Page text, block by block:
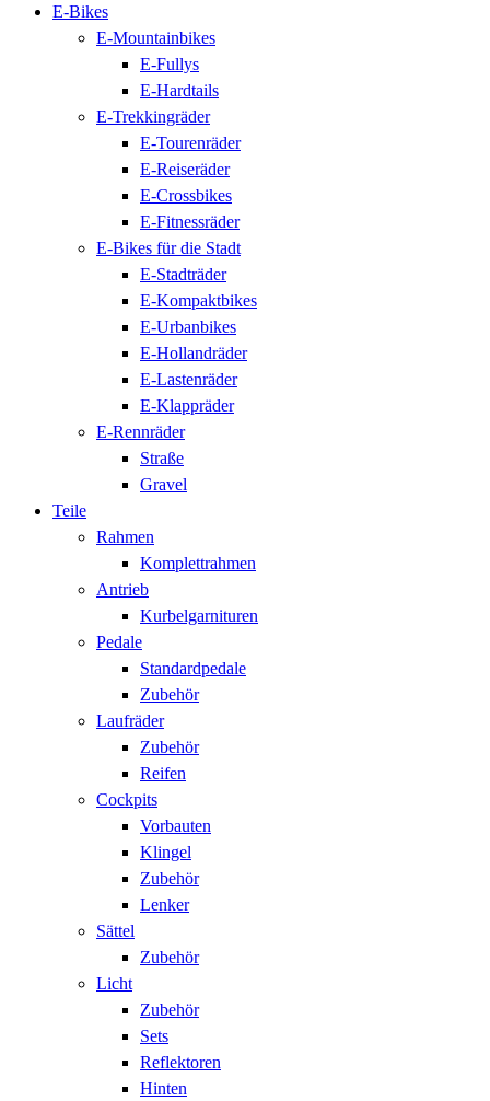
E-Bikes
E-Mountainbikes
E-Fullys
E-Hardtails
E-Trekkingräder
E-Tourenräder
E-Reiseräder
E-Crossbikes
E-Fitnessräder
E-Bikes für die Stadt
E-Stadträder
E-Kompaktbikes
E-Urbanbikes
E-Hollandräder
E-Lastenräder
E-Klappräder
E-Rennräder
Straße
Gravel
Teile
Rahmen
Komplettrahmen
Antrieb
Kurbelgarnituren
Pedale
Standardpedale
Zubehör
Laufräder
Zubehör
Reifen
Cockpits
Vorbauten
Klingel
Zubehör
Lenker
Sättel
Zubehör
Licht
Zubehör
Sets
Reflektoren
Hinten